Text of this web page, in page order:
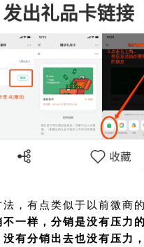
，有点类似于以前微商
不一样，分销是没有压力
有分销出去也没有压力